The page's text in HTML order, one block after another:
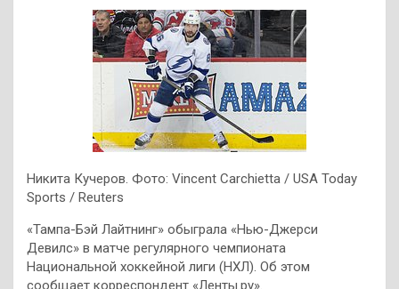
Никита Кучеров. Фото: Vincent Carchietta / USA Today
Sports / Reuters
«Тампа-Бэй Лайтнинг» обыграла «Нью-Джерси
Девилс» в матче регулярного чемпионата
Национальной хоккейной лиги (НХЛ). Об этом
сообщает корреспондент «Ленты.ру».